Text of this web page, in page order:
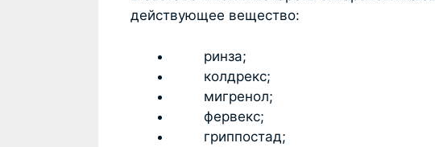
действующее вещество:
ринза;
колдрекс;
мигренол;
фервекс;
гриппостад;